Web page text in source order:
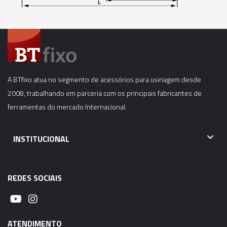
06322 - CONE MODULAR CBH - SK50-CBH4-
06323 - CONE MODULAR CBH - SK50-CBH5-
125MM
06324 - CONE MODULAR CBH - SK50-CBH5-
150MM
06327 - CONE MODULAR CBH - SK50-CBH5-
A BTfixo atua no segmento de acessórios para usinagem desde
2008, trabalhando em parceria com os principais fabricantes de
ferramentas do mercado Internacional.
INSTITUCIONAL
REDES SOCIAIS
ATENDIMENTO